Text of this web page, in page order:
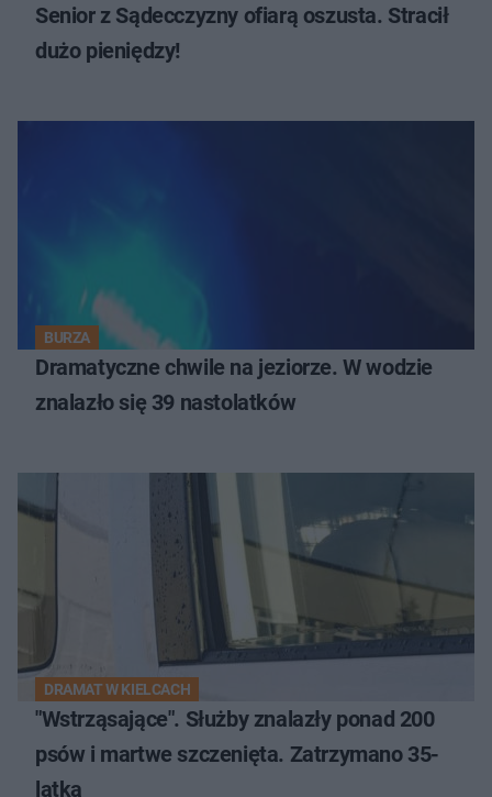
Senior z Sądecczyzny ofiarą oszusta. Stracił
dużo pieniędzy!
BURZA
Dramatyczne chwile na jeziorze. W wodzie
znalazło się 39 nastolatków
DRAMAT W KIELCACH
"Wstrząsające". Służby znalazły ponad 200
psów i martwe szczenięta. Zatrzymano 35-
latka